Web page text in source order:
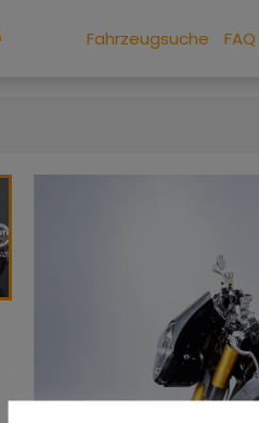
Fahrzeugsuche FAQ